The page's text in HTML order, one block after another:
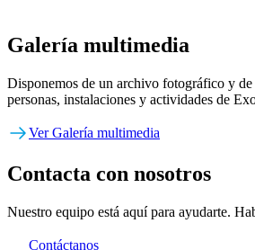
Galería multimedia
Disponemos de un archivo fotográfico y de
personas, instalaciones y actividades de
Ver Galería multimedia
Contacta con nosotros
Nuestro equipo está aquí para ayudarte.
Contáctanos